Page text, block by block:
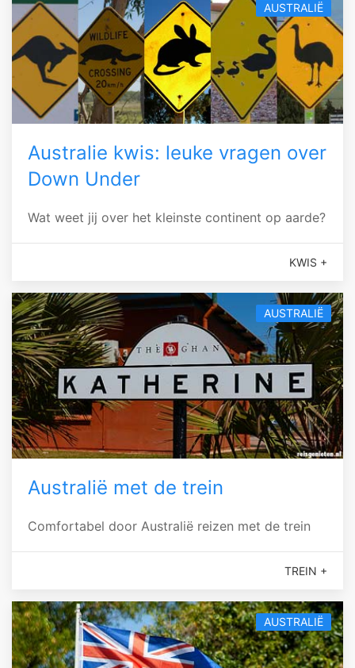
AUSTRALIË
Australie kwis: leuke vragen over
Down Under
Wat weet jij over het kleinste continent op aarde?
KWIS +
AUSTRALIË
Australië met de trein
Comfortabel door Australië reizen met de trein
TREIN +
AUSTRALIË